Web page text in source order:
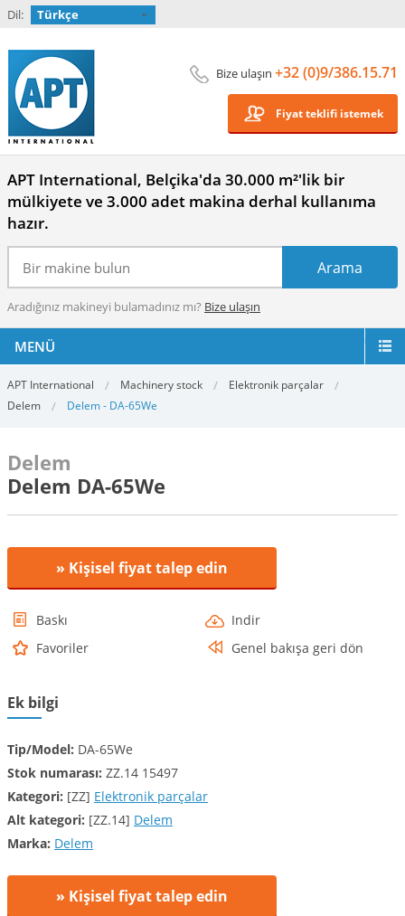
Dil: Türkçe
Bize ulaşın +32 (0)9/386.15.71
Fiyat teklifi istemek
APT International, Belçika'da 30.000 m²'lik bir
mülkiyete ve 3.000 adet makina derhal kullanıma
hazır.
Aradığınız makineyi bulamadınız mı? Bize ulaşın
MENÜ
APT International Machinery stock
Elektronik parçalar
Delem
Delem - DA-65We
Delem
Delem DA-65We
» Kişisel fiyat talep edin
Baskı
Indir
Favoriler
Genel bakışa geri dön
Ek bilgi
Tip/Model: DA-65We
Stok numarası: ZZ.14 15497
Kategori: [ZZ] Elektronik parçalar
Alt kategori: [ZZ.14] Delem
Marka: Delem
» Kişisel fiyat talep edin